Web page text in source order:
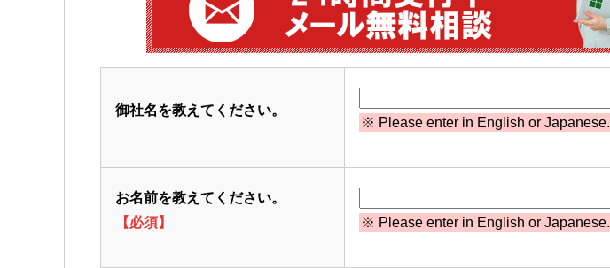
御社名を教えてください。
※ Please enter in English or Japanese.
お名前を教えてください。
【必須】
※ Please enter in English or Japanese.